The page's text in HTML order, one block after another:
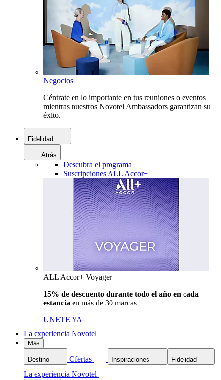
Negocios
Céntrate en lo importante en tus reuniones o eventos
mientras nuestros Novotel Ambassadors garantizan su
éxito.
Fidelidad
Atrás
Descubra el programa
Suscripciones ALL Accor+
ALL Accor+ Voyager
15% de descuento durante todo el año en cada
estancia en más de 30 marcas
UNETE YA
La experiencia Novotel
Más
Destino Ofertas Inspiraciones Fidelidad
La experiencia Novotel